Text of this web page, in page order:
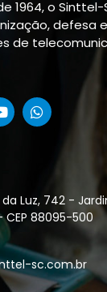
1964, o
defesa
de
da Luz, 742 -
CEP 88095-500
sc.com.br